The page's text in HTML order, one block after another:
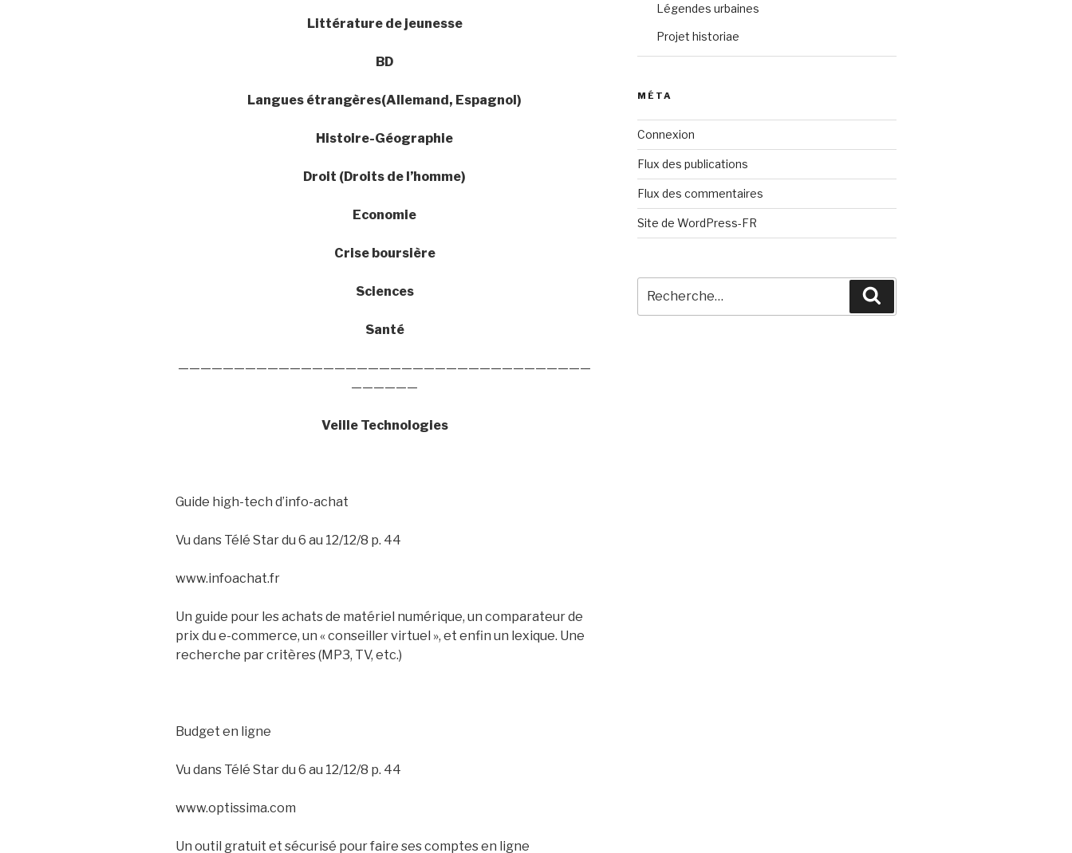
Littérature de jeunesse
BD
Langues étrangères(Allemand, Espagnol)
Histoire-Géographie
Droit (Droits de l’homme)
Economie
Crise boursière
Sciences
Santé
—————————————————————————————————————
——————
Veille Technologies
Guide high-tech d’info-achat
Vu dans Télé Star du 6 au 12/12/8 p. 44
www.infoachat.fr
Un guide pour les achats de matériel numérique, un comparateur de
prix du e-commerce, un « conseiller virtuel », et enfin un lexique. Une
recherche par critères (MP3, TV, etc.)
Budget en ligne
Vu dans Télé Star du 6 au 12/12/8 p. 44
www.optissima.com
Un outil gratuit et sécurisé pour faire ses comptes en ligne
Légendes urbaines
Projet historiae
MÉTA
Connexion
Flux des publications
Flux des commentaires
Site de WordPress-FR
pour
: